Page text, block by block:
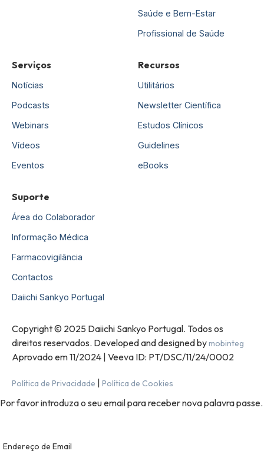
Saúde e Bem-Estar
Profissional de Saúde
Serviços
Notícias
Podcasts
Webinars
Vídeos
Eventos
Recursos
Utilitários
Newsletter Científica
Estudos Clínicos
Guidelines
eBooks
Suporte
Área do Colaborador
Informação Médica
Farmacovigilância
Contactos
Daiichi Sankyo Portugal
Copyright © 2025 Daiichi Sankyo Portugal. Todos os
direitos reservados. Developed and designed bymobinteg
Aprovado em 11/2024 | Veeva ID: PT/DSC/11/24/0002
Política de Privacidade | Política de Cookies
Por favor introduza o seu email para receber nova palavra passe.
Endereço de Email